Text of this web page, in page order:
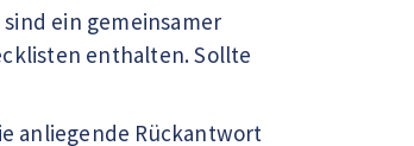
ein gemeinsamer
enthalten. Sollte
anliegende Rückantwort